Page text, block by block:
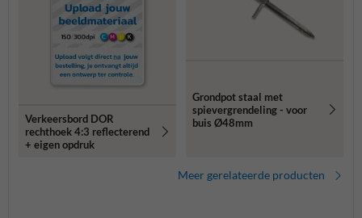
Verkeersbord DOR
rechthoek 4:3 reflecterend
+ eigen opdruk
Grondpot staal met
spievergrendeling - voor
buis Ø48mm
Meer gerelateerde producten